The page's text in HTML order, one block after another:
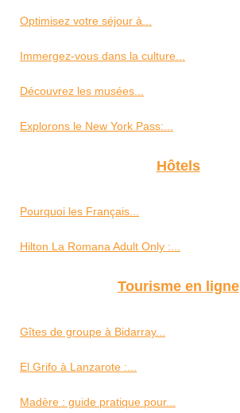
Optimisez votre séjour à...
Immergez-vous dans la culture...
Découvrez les musées...
Explorons le New York Pass:...
Hôtels
Pourquoi les Français...
Hilton La Romana Adult Only :...
Tourisme en ligne
Gîtes de groupe à Bidarray...
El Grifo à Lanzarote :...
Madère : guide pratique pour...